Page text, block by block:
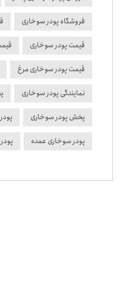
فروشگاه پودر سوخاری
قیمت پودر سوخاری
قیمت پودر سوخاری مرغ
نمایندگی پودر سوخاری
پخش پودر سوخاری
پودر سوخاری عمده